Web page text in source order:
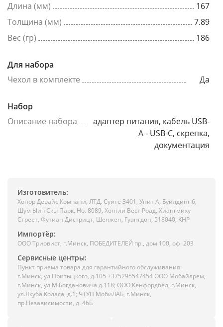
Длина (мм)
167
Толщина (мм)
7.89
Вес (гр)
186
Для набора
Чехол в комплекте
Да
Набор
Описание набора
адаптер питания, кабель USB-
A - USB-C, скрепка,
документация
Изготовитель:
Хонор Девайс Компани, ЛТД. Суите 3401, Унит A, Буилдинг 6,
Шум Ыип Скы Парк, Но. 8089, Хонгли Вест Роад, Xиангмиху
Стреет, Футиан Дистрицт, Шенжен, Гуангдон, 518040, КНР
Импортёр:
ООО Триовист, г.Минск, ПОБЕДИТЕЛЕЙ пр., дом 100, оф. 203
Сервисные центры:
Пункт приема товара для гарантийного обслуживания:
г.Минск, ул.Притыцкого, д.105 +375295547454 ООО Мобайлрем,
г.Минск, ул.М.Богдановича д.118; ООО Кенфордбел, г.Минск,
ул.Якуба Коласа, д.1; ЧТУП МобиЛАБ, г.Минск,
пр.Независимости, д. 46Б